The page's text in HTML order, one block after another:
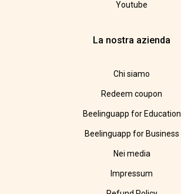
Youtube
La nostra azienda
Chi siamo
Redeem coupon
Beelinguapp for Education
Beelinguapp for Business
Nei media
Impressum